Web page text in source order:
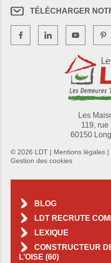
TÉLÉCHARGER
Les
119, rue
60150
© 2026 LDT | Mentions légales |
Gestion des cookies
BLOG
LDT RECRUTE
LEXIQUE
CONSTRUCTEUR
L’OISE (60)